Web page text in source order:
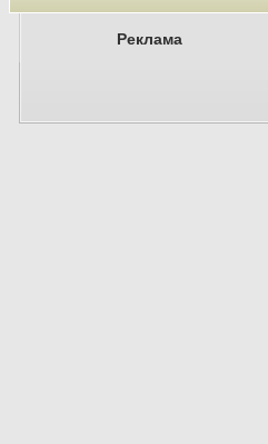
Реклама